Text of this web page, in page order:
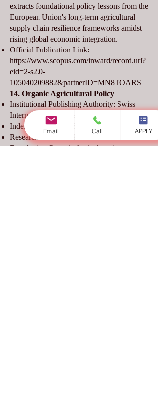
extracts foundational policy lessons from the
European Union's long-term agricultural
supply chain resilience frameworks amidst
rising global economic integration.
Official Publication Link:
https://www.scopus.com/inward/record.url?
eid=2-s2.0-
105040209882&partnerID=MN8TOARS
14. Organic Agricultural Policy
Institutional Publishing Authority: Swiss
International University (SIU)
Indexing Database: Scopus (Dean's Feature)
Research Title: The Potential for
Developing Organic Agriculture in
Email Call APPLY